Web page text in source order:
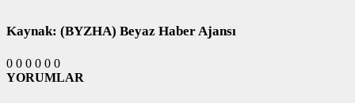
Kaynak: (BYZHA) Beyaz Haber Ajansı
0 0 0 0 0 0
YORUMLAR